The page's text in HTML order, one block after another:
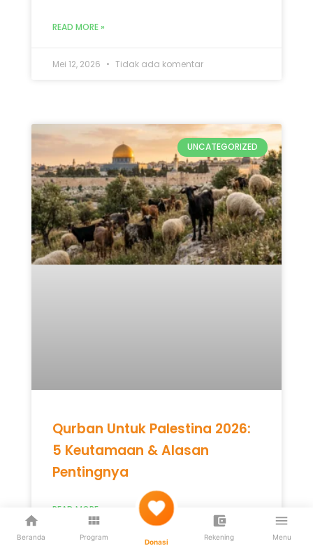
READ MORE »
Mei 12, 2026 Tidak ada komentar
UNCATEGORIZED
Qurban Untuk Palestina 2026:
5 Keutamaan & Alasan
Pentingnya
READ MORE »
Tidak ada komentar
Beranda Program
Donasi
Rekening Menu